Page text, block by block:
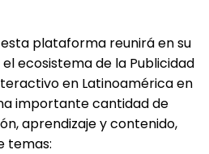
plataforma reunirá en su
ecosistema de la Publicidad
en Latinoamérica en
importante cantidad de
aprendizaje y contenido,
temas: